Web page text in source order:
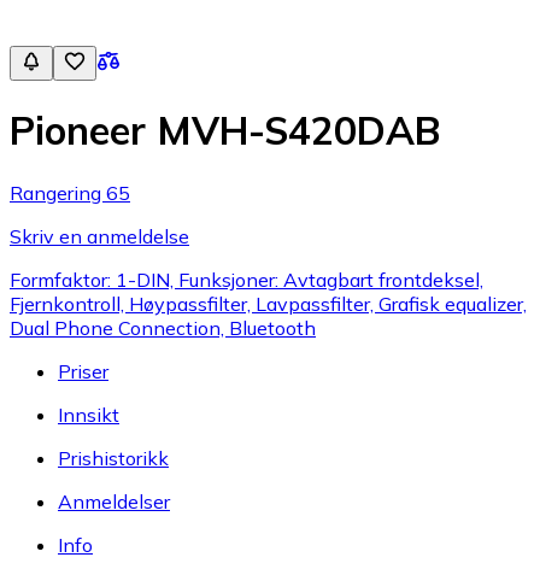
Pioneer MVH-S420DAB
Rangering 65
Skriv en anmeldelse
Formfaktor: 1-DIN, Funksjoner: Avtagbart frontdeksel,
Fjernkontroll, Høypassfilter, Lavpassfilter, Grafisk equalizer,
Dual Phone Connection, Bluetooth
Priser
Innsikt
Prishistorikk
Anmeldelser
Info